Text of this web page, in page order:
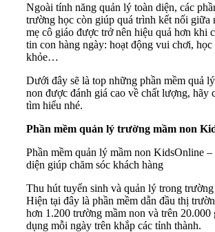
Ngoài tính năng quản lý toàn diện, các
trường học còn giúp quá trình kết nối giữa
mẹ cô giáo được trở nên hiệu quả hơn khi
tin con hàng ngày: hoạt động vui chơi, học
khỏe…
Dưới đây sẽ là top những phần mềm quả
non được đánh giá cao về chất lượng, hãy
tìm hiểu nhé.
Phần mềm quản lý trường mầm non
Phần mềm quản lý mầm non KidsOnline –
diện giúp chăm sóc khách hàng
Thu hút tuyển sinh và quản lý trong
Hiện tại đây là phần mềm dẫn đầu thị
hơn 1.200 trường mầm non và trên 20.000
dụng mỗi ngày trên khắp các tỉnh thành.